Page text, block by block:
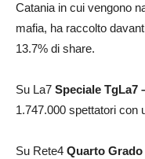
Catania in cui vengono
mafia, ha raccolto
13.7% di share.
Su La7 Speciale TgLa7
1.747.000 spettatori con
Su Rete4 Quarto Grado